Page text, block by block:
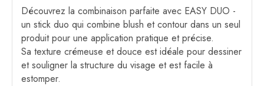
Découvrez la combinaison parfaite avec EASY DUO -
un stick duo qui combine blush et contour dans un seul
produit pour une application pratique et précise.
Sa texture crémeuse et douce est idéale pour dessiner
et souligner la structure du visage et est facile à
estomper.